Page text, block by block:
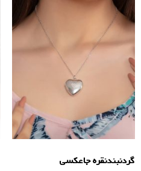
گردنبندنقره جاعکسی